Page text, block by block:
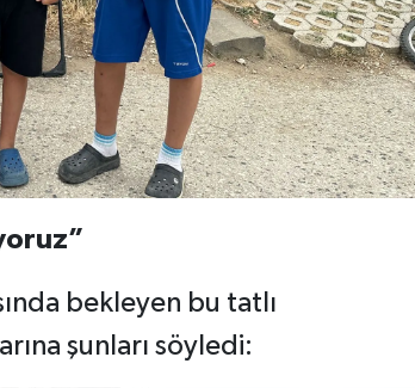
bekleyen bu tatlı
şunları söyledi: